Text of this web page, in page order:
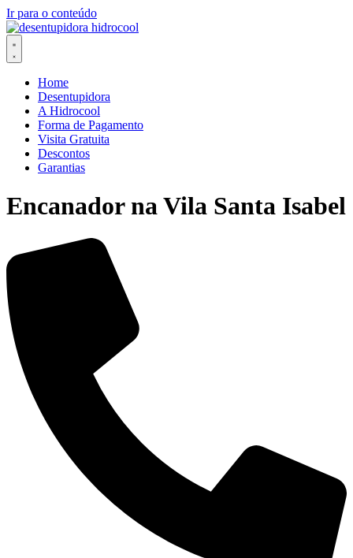
Ir para o conteúdo
Home
Desentupidora
A Hidrocool
Forma de Pagamento
Visita Gratuita
Descontos
Garantias
Encanador na Vila Santa Isabel